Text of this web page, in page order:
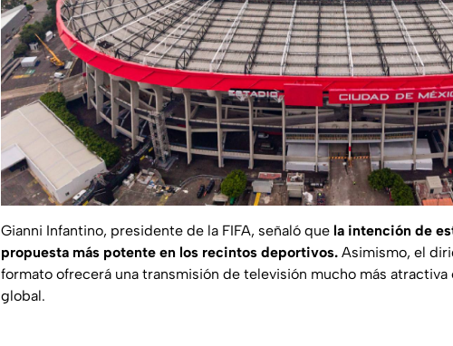
Gianni Infantino, presidente de la FIFA, señaló que la intención de
propuesta más potente en los recintos deportivos. Asimismo, el
formato ofrecerá una transmisión de televisión mucho más atractiva
global.